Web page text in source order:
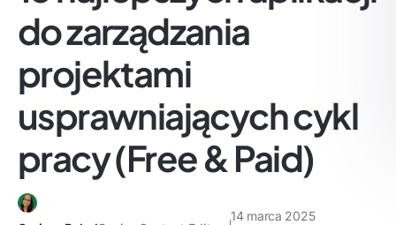
do zarządzania
projektami
usprawniających cykl
pracy (Free & Paid)
14 marca 2025